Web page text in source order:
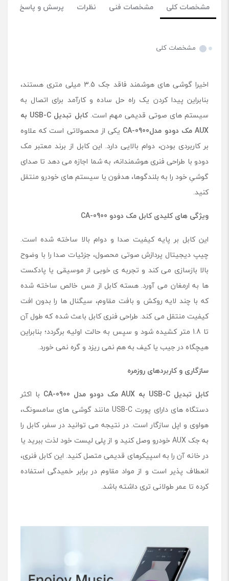
S
U
X
ک
د
د
و
م
A
0
0
0
مشخصات کلی مشخصات فنی نظرات پرسش و پاسخ
مشخصات کلی
اخیرا گوشی ‌های هوشمند فاقد جک 3.5 میلی ‌متری هستند،
بنابراین پیدا کردن یک راه‌ حل ساده و کارآمد برای اتصال به
سیستم ‌های صوتی قدیمی مهم است.کابل تبدیل
به
AUX مک دودو مدلCA-0900 یکی از محصولاتی است که علاوه
بر کاربردی بودن، دوام بالایی دارد. این کابل از برند معتبر مک
دودو با طراحی فنری هوشمندانه، به شما اجازه می ‌دهد تا صدای
گوشیِ خود را به بلندگوها، هدفون یا سیستم ‌های خودرو منتقل
کنید.
ویژگی های کلیدی کابل مک دودو CA-0900
این کابل بر پایه کیفیت صدا و دوام بالا ساخته شده است.
چیپ دیجیتال پردازش صوتی محصول، جزئیات صدا را با وضوح
بالا بازسازی می ‌کند و تجربه ی خوبی از موسیقی یا پادکست
‌ها به ارمغان می آورد. هسته کابل از مس خالص ساخته شده
که با چند لایه روکش و بافت مقاوم، سیگنال‌ ها را بدون افت
کیفیت منتقل می ‌کند. طراحی فنری کابل باعث شده که طول آن
تا 1.8 متر کشیده شود و سپس به حالت اولیه بر‌گردد؛ بنابراین
هیچگاه در جیب یا کیف به هم نمی ریزد و گره نمی خورد.
سازگاری و کاربردهای روزمره
کابل تبدیل
به مک دودو مدل
با اکثر
دستگاه ‌های دارای پورت USB-C مانند گوشی ‌های سامسونگ،
هواوی و اپل سازگار است. در نتیجه می ‌توانید در سفر، کابل را
به جک AUX خودرو وصل کنید و از پلی ‌لیست خود لذت ببرید یا
در خانه آن را به اسپیکرهای قدیمی متصل کنید. این کابل فنری،
انعطاف‌ پذیر است و از مواد مقاوم در برابر خمیدگی استفاده
کرده تا عمر طولانی ‌تری داشته باشد.